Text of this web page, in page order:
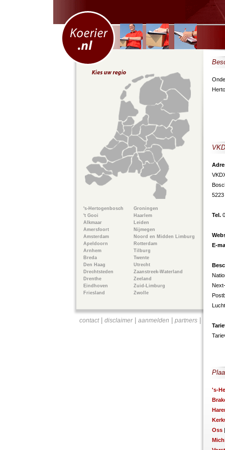
Groningen
Haarlem
Leiden
Nijmegen
Noord en Midden Limburg
Rotterdam
Tilburg
Twente
Utrecht
Zaanstreek-Waterland
Zeeland
Zuid-Limburg
Zwolle
's-Hertogenbosch
't Gooi
Alkmaar
Amersfoort
Amsterdam
Apeldoorn
Arnhem
Breda
Den Haag
Drechtsteden
Drenthe
Eindhoven
Friesland
contact| disclaimer| aanmelden partners|
Tel.
E-
's-
Oss